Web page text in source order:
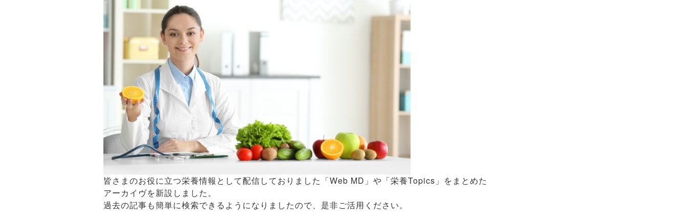
皆さまのお役に立つ栄養情報として配信しておりました「Web MD」や「栄養Topics」をまとめた
アーカイヴを新設しました。
過去の記事も簡単に検索できるようになりましたので、是非ご活用ください。